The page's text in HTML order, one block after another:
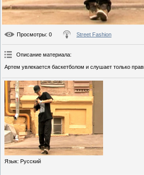
Просмотры: 0 Street Fashion
Описание материала:
Артем увлекается баскетболом и слушает только
Язык: Русский